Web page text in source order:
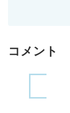
コメント